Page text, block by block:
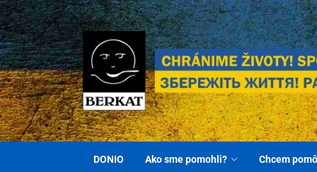
Skip
to
the
content
BERKAT
Chránime životy! Spolu za víťazstvom! Збережіть
DONIO Ako sme pomohli? Chcem
Spolu